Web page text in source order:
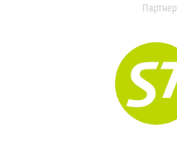
Партнер